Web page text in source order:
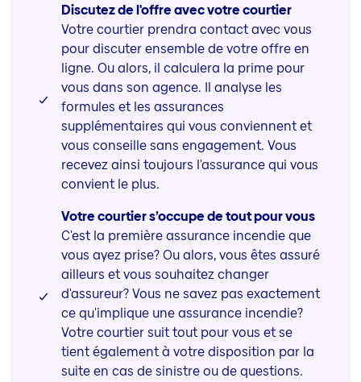
Discutez de l'offre avec votre courtier
Votre courtier prendra contact avec vous
pour discuter ensemble de votre offre en
ligne. Ou alors, il calculera la prime pour
vous dans son agence. Il analyse les
formules et les assurances
supplémentaires qui vous conviennent et
vous conseille sans engagement. Vous
recevez ainsi toujours l'assurance qui vous
convient le plus.
Votre courtier s’occupe de tout pour vous
C'est la première assurance incendie que
vous ayez prise? Ou alors, vous êtes assuré
ailleurs et vous souhaitez changer
d'assureur? Vous ne savez pas exactement
ce qu'implique une assurance incendie?
Votre courtier suit tout pour vous et se
tient également à votre disposition par la
suite en cas de sinistre ou de questions.